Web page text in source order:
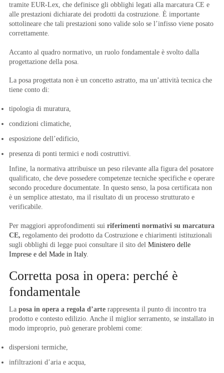
tramite EUR-Lex, che definisce gli obblighi legati alla marcatura CE e
alle prestazioni dichiarate dei prodotti da costruzione. È importante
sottolineare che tali prestazioni sono valide solo se l’infisso viene posato
correttamente.
Accanto al quadro normativo, un ruolo fondamentale è svolto dalla
progettazione della posa.
La posa progettata non è un concetto astratto, ma un’attività tecnica che
tiene conto di:
tipologia di muratura,
condizioni climatiche,
esposizione dell’edificio,
presenza di ponti termici e nodi costruttivi.
Infine, la normativa attribuisce un peso rilevante alla figura del posatore
qualificato, che deve possedere competenze tecniche specifiche e operare
secondo procedure documentate. In questo senso, la posa certificata non
è un semplice attestato, ma il risultato di un processo strutturato e
verificabile.
Per maggiori approfondimenti suiriferimenti normativi su marcatura
CE, regolamento dei prodotto da Costruzione e chiarimenti istituzionali
sugli obblighi di legge puoi consultare il sito delMinistero delle
Imprese e del Made in Italy.
Corretta posa in opera: perché è
fondamentale
Laposa in opera a regola d’arte rappresenta il punto di incontro tra
prodotto e contesto edilizio. Anche il miglior serramento, se installato in
modo improprio, può generare problemi come:
dispersioni termiche,
infiltrazioni d’aria e acqua,